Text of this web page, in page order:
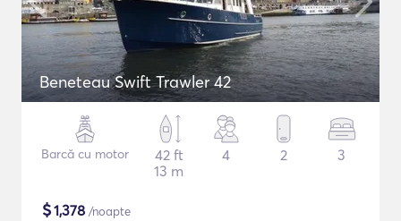
Beneteau Swift Trawler 42
Barcă cu motor
42 ft
13 m
4 2 3
$1,378 /noapte